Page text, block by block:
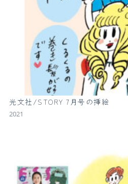
光文社/STORY 7月号の挿絵
2021